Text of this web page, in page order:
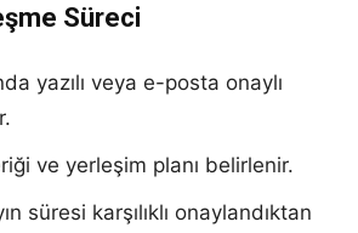
Süreci
yazılı veya e-posta onaylı
ve yerleşim planı belirlenir.
süresi karşılıklı onaylandıktan